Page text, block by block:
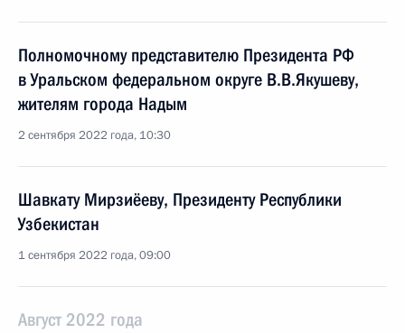
Полномочному представителю Президента РФ
в Уральском федеральном округе В.В.Якушеву,
жителям города Надым
2 сентября 2022 года, 10:30
Шавкату Мирзиёеву, Президенту Республики
Узбекистан
1 сентября 2022 года, 09:00
Август 2022 года